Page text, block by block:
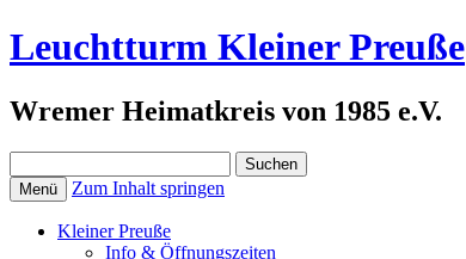
Leuchtturm Kleiner Preuße
Wremer Heimatkreis von 1985 e.V.
nach:
Menü Zum Inhalt springen
Kleiner Preuße
Info & Öffnungszeiten